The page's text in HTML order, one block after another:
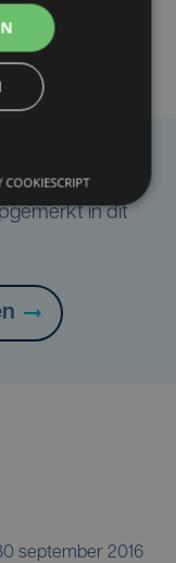
in dit
september 2016
COOKIESCRIPT